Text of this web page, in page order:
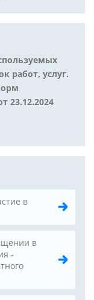
работ, услуг.
23.12.2024
в
в
-